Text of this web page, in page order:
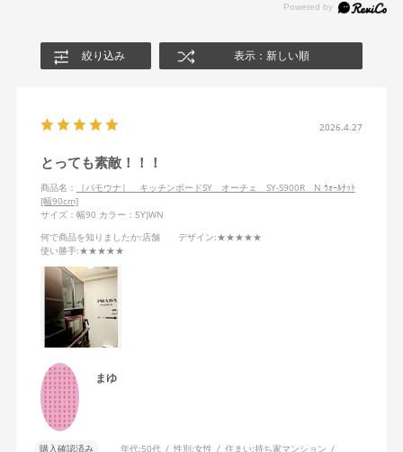
絞り込み 表示：新しい順
2026.4.27
とっても素敵！！！
商品名：
［パモウナ］ キッチンボードSY オーチェ SY-S900R N ｳｫｰﾙﾅｯﾄ
[幅90cm]
サイズ：幅90 カラー：5Y)WN
何で商品を知りましたか:店舗 デザイン:★★★★★
使い勝手:★★★★★
まゆ
購入確認済み 年代:50代 性別:女性 住まい:持ち家マンション